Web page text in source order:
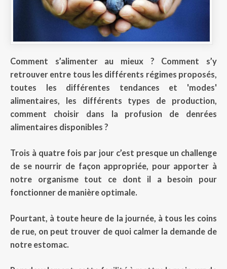
Comment s’alimenter au mieux ? Comment s’y
retrouver entre tous les différents régimes proposés,
toutes les différentes tendances et 'modes'
alimentaires, les différents types de production,
comment choisir dans la profusion de denrées
alimentaires disponibles ?
Trois à quatre fois par jour c’est presque un challenge
de se nourrir de façon appropriée, pour apporter à
notre organisme tout ce dont il a besoin pour
fonctionner de manière optimale.
Pourtant, à toute heure de la journée, à tous les coins
de rue, on peut trouver de quoi calmer la demande de
notre estomac.